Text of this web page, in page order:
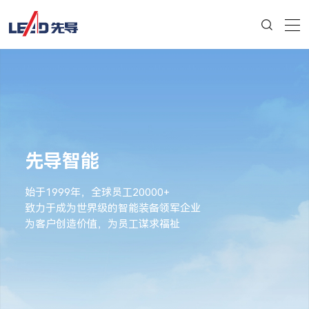
先导智能
始于1999年，全球员工20000+
致力于成为世界级的智能装备领军企业
为客户创造价值，为员工谋求福祉